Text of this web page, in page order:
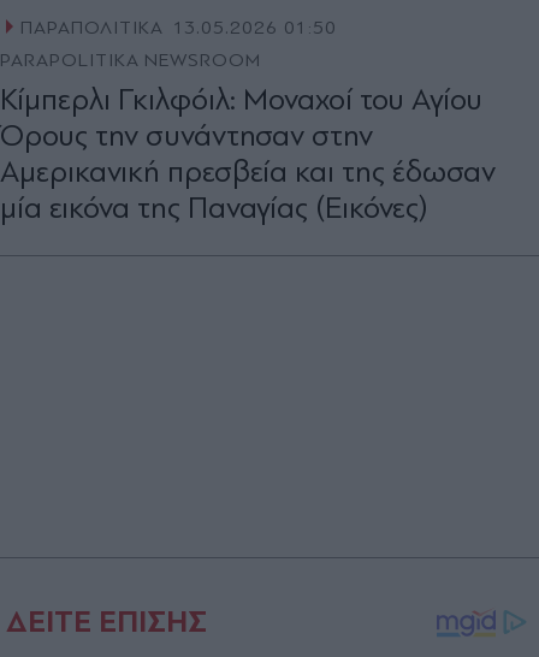
ΠΑΡΑΠΟΛΙΤΙΚΑ 13.05.2026 01:50
PARAPOLITIKA NEWSROOM
Κίμπερλι Γκιλφόιλ: Μοναχοί του Αγίου
Όρους την συνάντησαν στην
Αμερικανική πρεσβεία και της έδωσαν
μία εικόνα της Παναγίας (Εικόνες)